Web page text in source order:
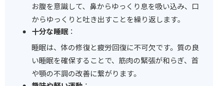
お腹を意識して、鼻からゆっくり息を吸い込み、口
からゆっくりと吐き出すことを繰り返します。
十分な睡眠：
睡眠は、体の修復と疲労回復に不可欠です。質の良
い睡眠を確保することで、筋肉の緊張が和らぎ、首
や顎の不調の改善に繋がります。